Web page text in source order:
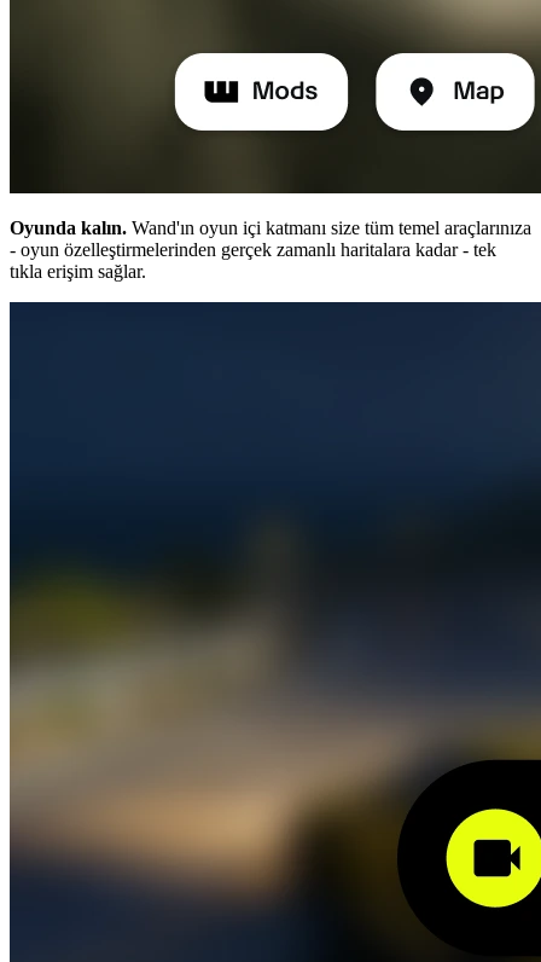
Oyunda kalın. Wand'ın oyun içi katmanı size tüm temel araçlarınıza
- oyun özelleştirmelerinden gerçek zamanlı haritalara kadar - tek
tıkla erişim sağlar.